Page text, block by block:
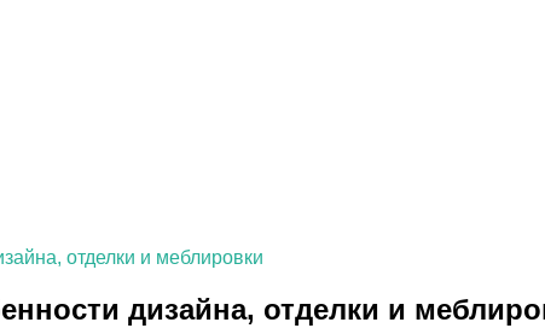
отделки и меблировки
дизайна, отделки и